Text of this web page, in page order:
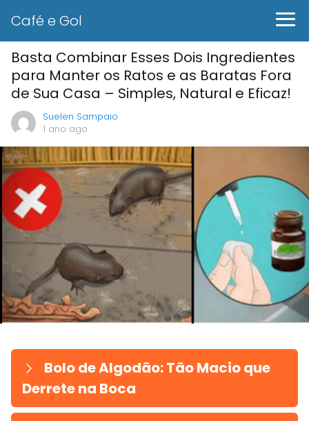
Café e Gol
Basta Combinar Esses Dois Ingredientes
para Manter os Ratos e as Baratas Fora
de Sua Casa – Simples, Natural e Eficaz!
Suelen Sampaio
1 ano ago
Bolo de Algodão: Tão Macio que
Derrete na Boca